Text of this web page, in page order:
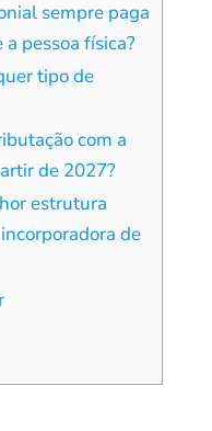
sempre paga
pessoa física?
tipo de
com a
de 2027?
estrutura
de